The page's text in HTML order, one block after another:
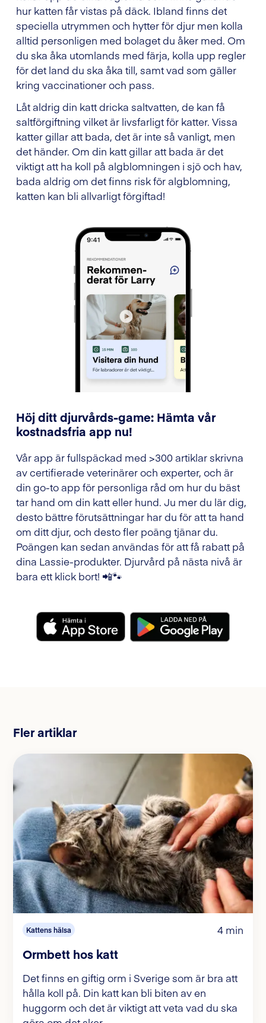
hur katten får vistas på däck. Ibland finns det
speciella utrymmen och hytter för djur men kolla
alltid personligen med bolaget du åker med. Om
du ska åka utomlands med färja, kolla upp regler
för det land du ska åka till, samt vad som gäller
kring vaccinationer och pass.
Låt aldrig din katt dricka saltvatten, de kan få
saltförgiftning vilket är livsfarligt för katter. Vissa
katter gillar att bada, det är inte så vanligt, men
det händer. Om din katt gillar att bada är det
viktigt att ha koll på algblomningen i sjö och hav,
bada aldrig om det finns risk för algblomning,
katten kan bli allvarligt förgiftad!
Höj ditt djurvårds-game: Hämta vår
kostnadsfria app nu!
Vår app är fullspäckad med >300 artiklar skrivna
av certifierade veterinärer och experter, och är
din go-to app för personliga råd om hur du bäst
tar hand om din katt eller hund. Ju mer du lär dig,
desto bättre förutsättningar har du för att ta hand
om ditt djur, och desto fler poäng tjänar du.
Poängen kan sedan användas för att få rabatt på
dina Lassie-produkter. Djurvård på nästa nivå är
bara ett klick bort! 📲🐾
Fler artiklar
Kattens hälsa 4 min
Ormbett hos katt
Det finns en giftig orm i Sverige som är bra att
hålla koll på. Din katt kan bli biten av en
huggorm och det är viktigt att veta vad du ska